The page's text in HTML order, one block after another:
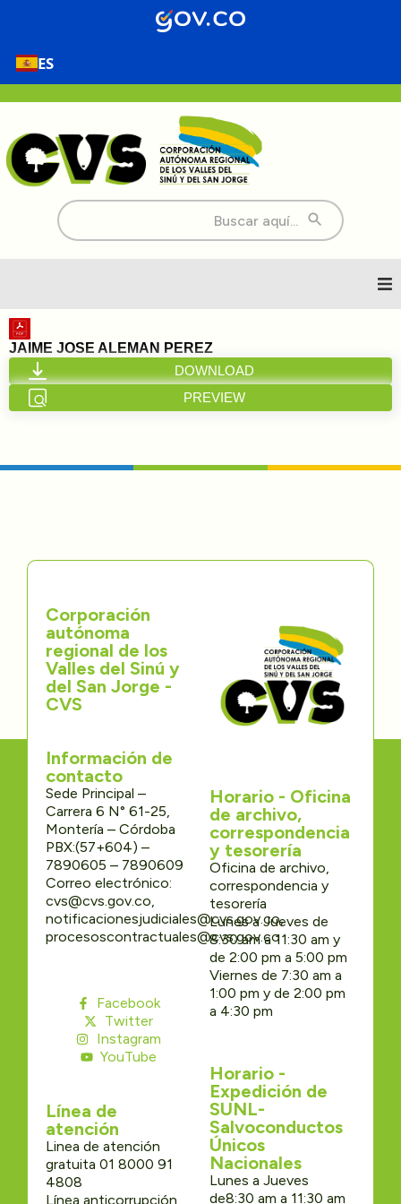
ES
Buscar:
Inicio
Nosotros
Transparencia
Participa
Trámites y Servicios
Contáctenos
JAIME JOSE ALEMAN PEREZ
DOWNLOAD
PREVIEW
Corporación
autónoma
regional de los
Valles del Sinú y
del San Jorge -
CVS
Información de
contacto
Sede Principal –
Carrera 6 N° 61-25,
Montería – Córdoba
PBX:(57+604) –
7890605 – 7890609
Correo electrónico:
cvs@cvs.gov.co,
notificacionesjudiciales@cvs.gov.co,
procesoscontractuales@cvs.gov.co
Facebook
Twitter
Instagram
YouTube
Línea de
atención
Linea de atención
gratuita 01 8000 91
4808
Línea anticorrupción
Horario - Oficina
de archivo,
correspondencia
y tesorería
Oficina de archivo,
correspondencia y
tesorería
Lunes a Jueves de
8:30 am a 11:30 am y
de 2:00 pm a 5:00 pm
Viernes de 7:30 am a
1:00 pm y de 2:00 pm
a 4:30 pm
Horario -
Expedición de
SUNL-
Salvoconductos
Únicos
Nacionales
Lunes a Jueves
de8:30 am a 11:30 am